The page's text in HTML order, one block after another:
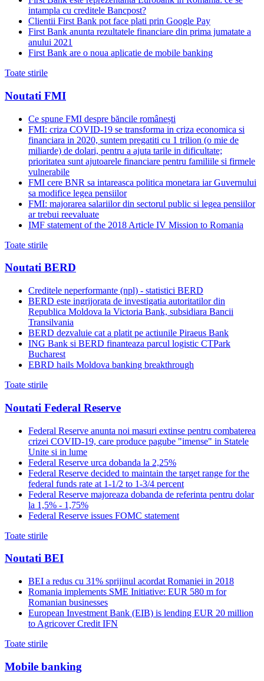
intampla cu creditele Bancpost?
Clientii First Bank pot face plati prin Google Pay
First Bank anunta rezultatele financiare din prima jumatate a
anului 2021
First Bank are o noua aplicatie de mobile banking
Toate stirile
Noutati FMI
Ce spune FMI despre băncile românești
FMI: criza COVID-19 se transforma in criza economica si
financiara in 2020, suntem pregatiti cu 1 trilion (o mie de
miliarde) de dolari, pentru a ajuta tarile in dificultate;
prioritatea sunt ajutoarele financiare pentru familiile si firmele
vulnerabile
FMI cere BNR sa intareasca politica monetara iar Guvernului
sa modifice legea pensiilor
FMI: majorarea salariilor din sectorul public si legea pensiilor
ar trebui reevaluate
IMF statement of the 2018 Article IV Mission to Romania
Toate stirile
Noutati BERD
Creditele neperformante (npl) - statistici BERD
BERD este ingrijorata de investigatia autoritatilor din
Republica Moldova la Victoria Bank, subsidiara Bancii
Transilvania
BERD dezvaluie cat a platit pe actiunile Piraeus Bank
ING Bank si BERD finanteaza parcul logistic CTPark
Bucharest
EBRD hails Moldova banking breakthrough
Toate stirile
Noutati Federal Reserve
Federal Reserve anunta noi masuri extinse pentru combaterea
crizei COVID-19, care produce pagube "imense" in Statele
Unite si in lume
Federal Reserve urca dobanda la 2,25%
Federal Reserve decided to maintain the target range for the
federal funds rate at 1-1/2 to 1-3/4 percent
Federal Reserve majoreaza dobanda de referinta pentru dolar
la 1,5% - 1,75%
Federal Reserve issues FOMC statement
Toate stirile
Noutati BEI
BEI a redus cu 31% sprijinul acordat Romaniei in 2018
Romania implements SME Initiative: EUR 580 m for
Romanian businesses
European Investment Bank (EIB) is lending EUR 20 million
to Agricover Credit IFN
Toate stirile
Mobile banking